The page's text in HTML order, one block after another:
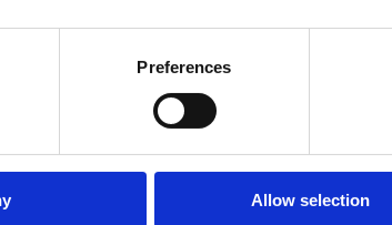
Preferences
Allow selection